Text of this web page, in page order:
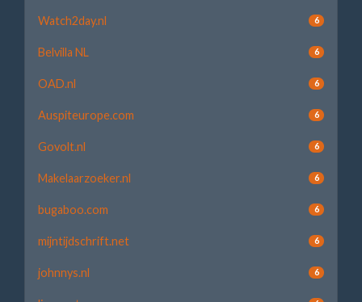
Watch2day.nl 6
Belvilla NL 6
OAD.nl 6
Auspiteurope.com 6
Govolt.nl 6
Makelaarzoeker.nl 6
bugaboo.com 6
mijntijdschrift.net 6
johnnys.nl 6